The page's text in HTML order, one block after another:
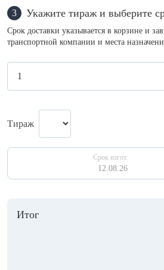
3 Укажите тираж и выберите
Срок доставки указывается в корзине и
транспортной компании и места
Тираж
Срок изгот.
12.08.26
Итог